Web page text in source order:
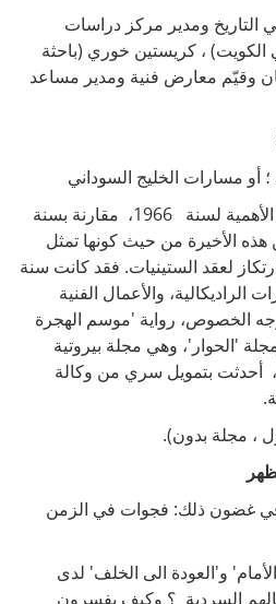
التاريخ ومدير مركز دراسات
الكويت) ، كريستين خوري (باحثة
وقيّم معارض فنية ومدير مساعد
لئن لم يُولِ المؤرخون نفس الأهمية لسنة 1966، مقارنة بسنة
عن هذه الأخيرة من حيث كونها تمثل
لعقد الستينيات. فقد كانت سنة
الراديكالية، والأعمال الفنية
الخصوص، رواية 'موسم الهجرة
'الحوار'، وهي مجلة بيروتية
أحدثت بتمويل سري من وكالة
، مجلة بدون).
غضون ذلك: فجوات في الزمن
و'العودة الى الخلف' لدى
السردية ؟ وكيف يفسرون